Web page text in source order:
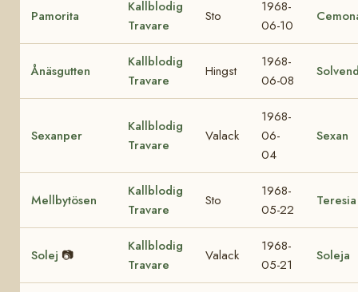
Pamorita
Kallblodig
Travare
Sto
1968-
06-10
Ånäsgutten
Kallblodig
Travare
Hingst
1968-
06-08
Sexanper
Kallblodig
Travare
Valack
1968-
06-
04
Sexan
Mellbytösen
Kallblodig
Travare
Sto
1968-
05-22
Teresia
Solej 📷
Kallblodig
Travare
Valack
1968-
05-21
Soleja